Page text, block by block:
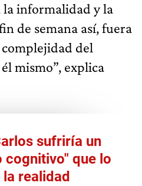
la informalidad y la
de semana así, fuera
del
mismo”, explica
sufriría un
cognitivo" que lo
realidad